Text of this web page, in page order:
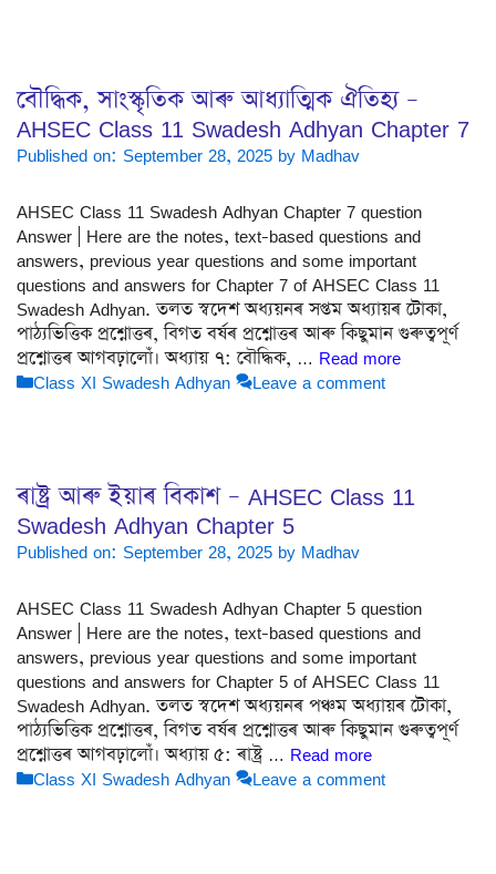
বৌদ্ধিক, সাংস্কৃতিক আৰু আধ্যাত্মিক ঐতিহ্য –
AHSEC Class 11 Swadesh Adhyan Chapter 7
Published on: September 28, 2025 by Madhav
AHSEC Class 11 Swadesh Adhyan Chapter 7 question
Answer | Here are the notes, text-based questions and
answers, previous year questions and some important
questions and answers for Chapter 7 of AHSEC Class 11
Swadesh Adhyan. তলত স্বদেশ অধ্যয়নৰ সপ্তম অধ্যায়ৰ টোকা,
পাঠ্যভিত্তিক প্ৰশ্নোত্তৰ, বিগত বৰ্ষৰ প্ৰশ্নোত্তৰ আৰু কিছুমান গুৰুত্বপূৰ্ণ
প্ৰশ্নোত্তৰ আগবঢ়ালোঁ। অধ্যায় ৭: বৌদ্ধিক, … Read more
Categories
Class XI Swadesh Adhyan Leave a comment
ৰাষ্ট্ৰ আৰু ইয়াৰ বিকাশ – AHSEC Class 11
Swadesh Adhyan Chapter 5
Published on: September 28, 2025 by Madhav
AHSEC Class 11 Swadesh Adhyan Chapter 5 question
Answer | Here are the notes, text-based questions and
answers, previous year questions and some important
questions and answers for Chapter 5 of AHSEC Class 11
Swadesh Adhyan. তলত স্বদেশ অধ্যয়নৰ পঞ্চম অধ্যায়ৰ টোকা,
পাঠ্যভিত্তিক প্ৰশ্নোত্তৰ, বিগত বৰ্ষৰ প্ৰশ্নোত্তৰ আৰু কিছুমান গুৰুত্বপূৰ্ণ
প্ৰশ্নোত্তৰ আগবঢ়ালোঁ। অধ্যায় ৫: ৰাষ্ট্ৰ … Read more
Categories
Class XI Swadesh Adhyan Leave a comment